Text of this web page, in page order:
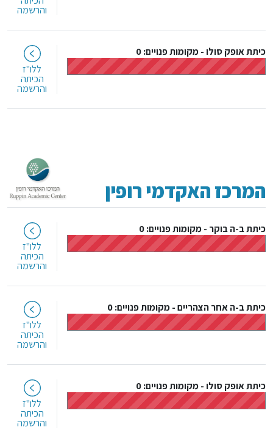
והרשמה
כיתת אופק סולו-מקומות פנויים: 0
ללו"ז
הכיתה
והרשמה
המרכז האקדמי רופין
כיתת ב-ה בוקר -מקומות פנויים: 0
ללו"ז
הכיתה
והרשמה
כיתת ב-ה אחר הצהריים-מקומות פנויים: 0
ללו"ז
הכיתה
והרשמה
כיתת אופק סולו-מקומות פנויים: 0
ללו"ז
הכיתה
והרשמה